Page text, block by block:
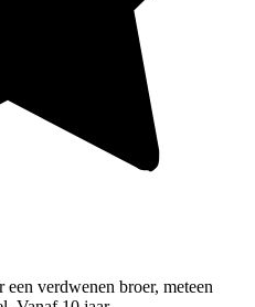
verdwenen broer, meteen